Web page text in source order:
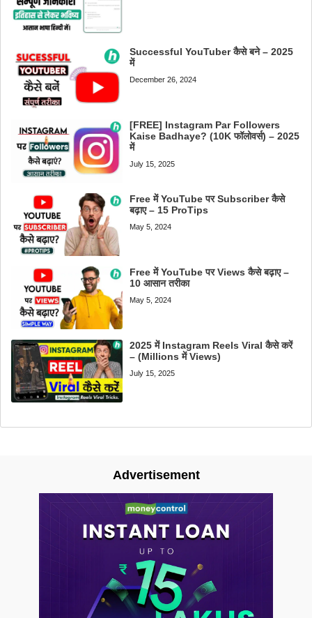
Successful YouTuber कैसे बने – 2025
में
December 26, 2024
[FREE] Instagram Par Followers
Kaise Badhaye? (10K फॉलोवर्स) – 2025
में
July 15, 2025
Free में YouTube पर Subscriber कैसे
बढ़ाए – 15 ProTips
May 5, 2024
Free में YouTube पर Views कैसे बढ़ाए –
10 आसान तरीका
May 5, 2024
2025 में Instagram Reels Viral कैसे करें
– (Millions में Views)
July 15, 2025
Advertisement